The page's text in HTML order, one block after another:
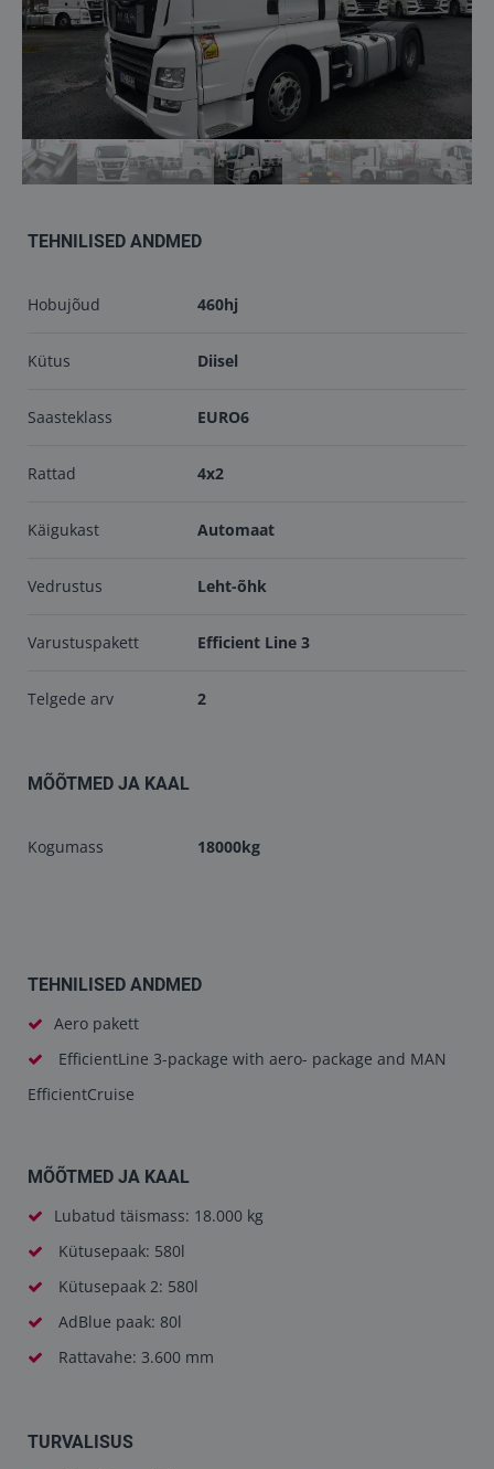
Töökojad
info@keilma.ee
+372 605 2000
TEHNILISED ANDMED
Hobujõud 460hj
Kütus Diisel
Saasteklass EURO6
Rattad 4x2
Käigukast Automaat
Vedrustus Leht-õhk
Varustuspakett Efficient Line 3
Telgede arv 2
MÕÕTMED JA KAAL
Kogumass 18000kg
TEHNILISED ANDMED
Aero pakett
EfficientLine 3-package with aero- package and MAN
EfficientCruise
MÕÕTMED JA KAAL
Lubatud täismass: 18.000 kg
Kütusepaak: 580l
Kütusepaak 2: 580l
AdBlue paak: 80l
Rattavahe: 3.600 mm
TURVALISUS